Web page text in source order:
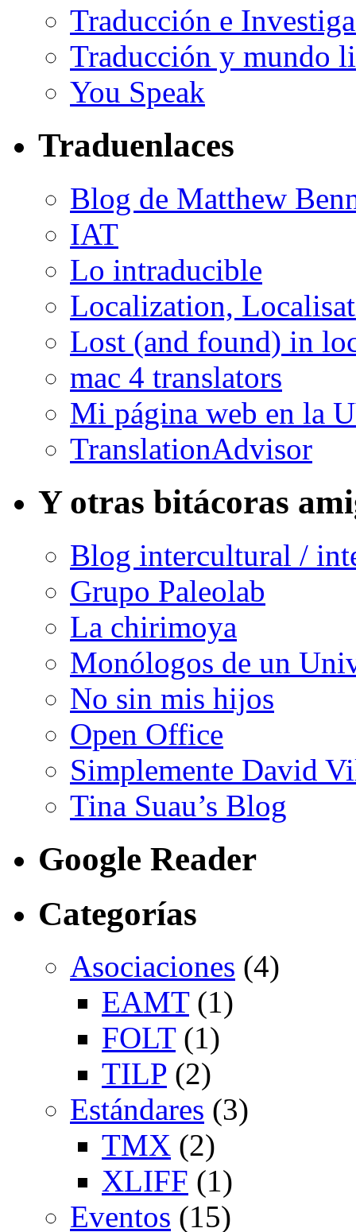
Traducción e
Traducción y mundo
You Speak
Traduenlaces
Blog de Matthew
IAT
Lo intraducible
Localization,
Lost (and found) in
mac 4 translators
Mi página web en la
TranslationAdvisor
Y otras bitácoras
Blog intercultural /
Grupo Paleolab
La chirimoya
Monólogos de un
No sin mis hijos
Open Office
Simplemente David
Tina Suau’s Blog
Google Reader
Categorías
Asociaciones (4)
EAMT(1)
FOLT(1)
TILP (2)
Estándares (3)
TMX (2)
XLIFF (1)
Eventos (15)